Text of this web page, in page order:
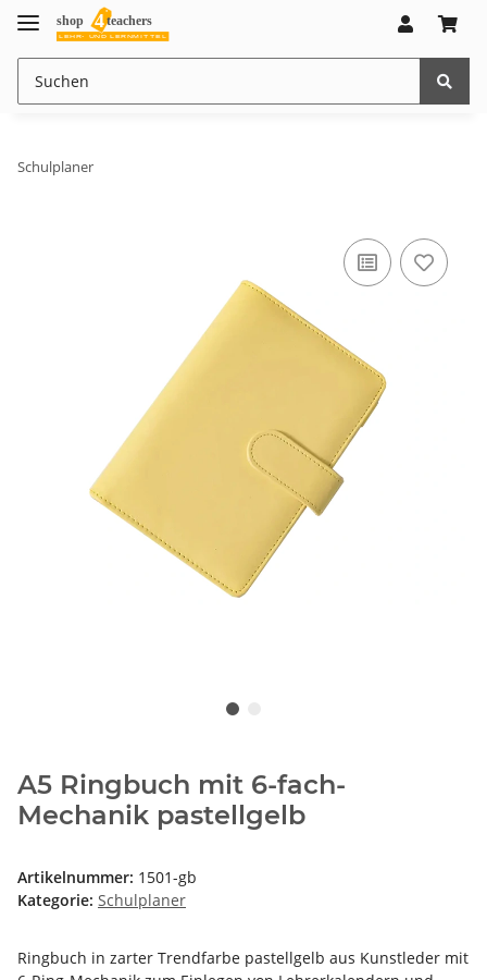
Schulplaner
A5 Ringbuch mit 6-fach-
Mechanik pastellgelb
Artikelnummer: 1501-gb
Kategorie: Schulplaner
Ringbuch in zarter Trendfarbe pastellgelb aus Kunstleder mit